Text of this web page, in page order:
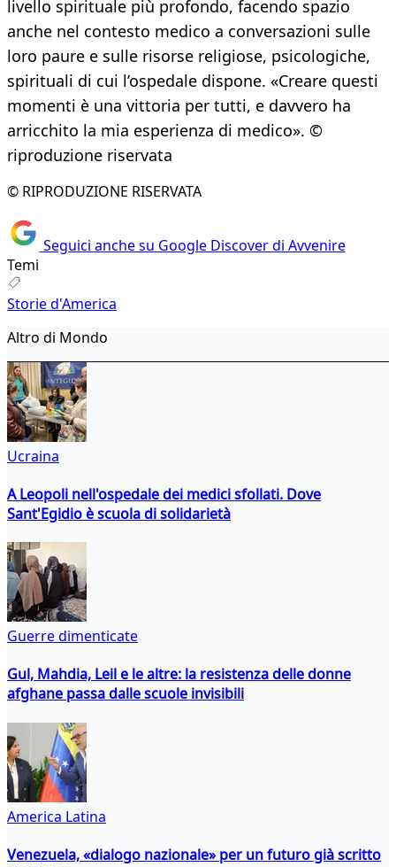
livello spirituale più profondo, facendo spazio
anche nel contesto medico a conversazioni sulle
loro paure e sulle risorse religiose, psicologiche,
spirituali di cui l’ospedale dispone. «Creare questi
momenti è una vittoria per tutti, e davvero ha
arricchito la mia esperienza di medico». ©
riproduzione riservata
© RIPRODUZIONE RISERVATA
Seguici anche su Google Discover di Avvenire
Temi
Storie d'America
Altro di Mondo
Ucraina
A Leopoli nell'ospedale dei medici sfollati. Dove
Sant'Egidio è scuola di solidarietà
Guerre dimenticate
Gul, Mahdia, Leil e le altre: la resistenza delle donne
afghane passa dalle scuole invisibili
America Latina
Venezuela, «dialogo nazionale» per un futuro già scritto